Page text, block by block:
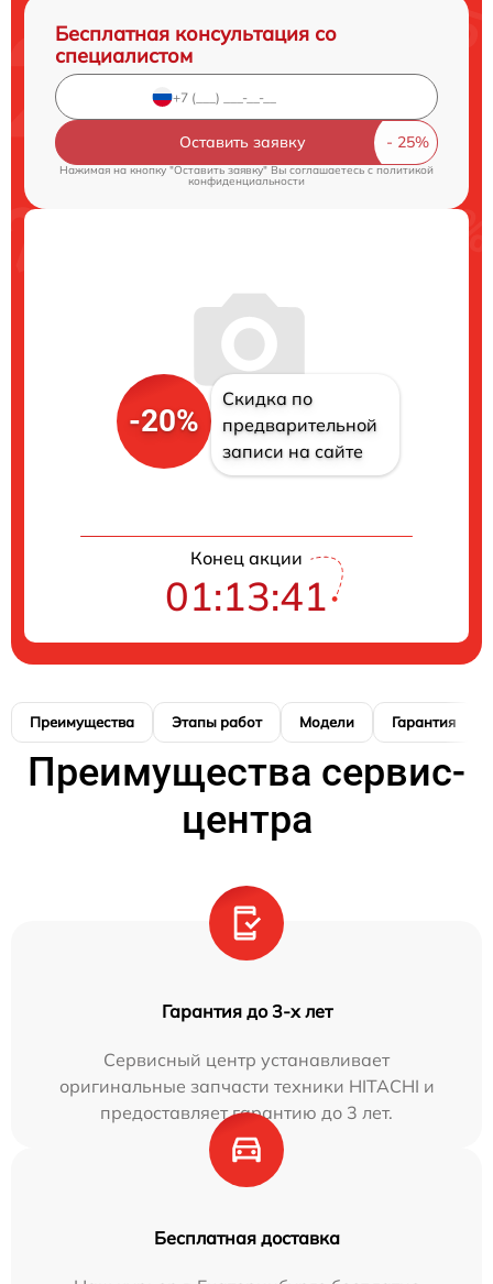
Бесплатная консультация со
специалистом
Оставить заявку
Нажимая на кнопку "Оставить заявку" Вы соглашаетесь cполитикой
конфиденциальности
-20%
Скидка по
предварительной
записи на сайте
Конец акции
01:13:41
Преимущества Этапы работ Модели Гарантия
Преимущества сервис-
центра
Гарантия до 3-х лет
Сервисный центр устанавливает
оригинальные запчасти техники HITACHI и
предоставляет гарантию до 3 лет.
Бесплатная доставка